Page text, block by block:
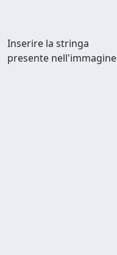
Inserire la stringa
presente nell'immagine